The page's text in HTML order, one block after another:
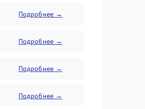
Подробнее →
Подробнее →
Подробнее →
Подробнее →